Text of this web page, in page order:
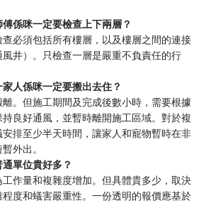
係咪一定要檢查上下兩層？
必須包括所有樓層，以及樓層之間的連接
井）。只檢查一層是嚴重不負責任的行
人係咪一定要搬出去住？
。但施工期間及完成後數小時，需要根據
良好通風，並暫時離開施工區域。對於複
排至少半天時間，讓家人和寵物暫時在非
外出。
單位貴好多？
作量和複雜度增加。但具體貴多少，取決
度和蟻害嚴重性。一份透明的報價應基於